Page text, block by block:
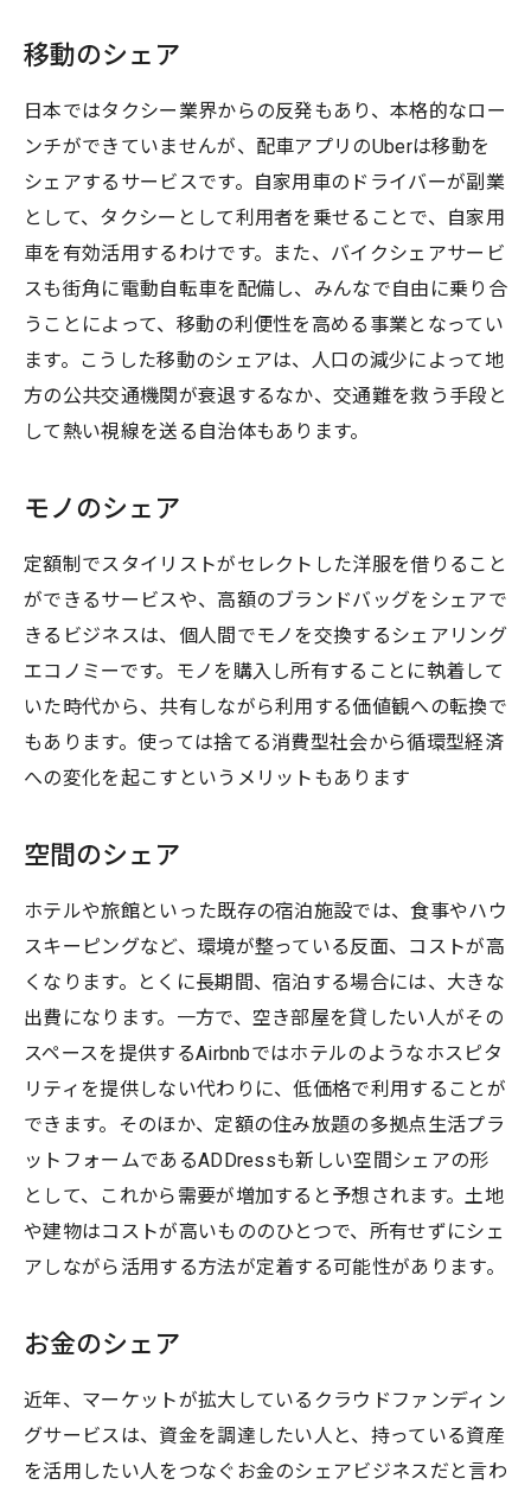
移動のシェア
日本ではタクシー業界からの反発もあり、本格的なロー
ンチができていませんが、配車アプリのUberは移動を
シェアするサービスです。自家用車のドライバーが副業
として、タクシーとして利用者を乗せることで、自家用
車を有効活用するわけです。また、バイクシェアサービ
スも街角に電動自転車を配備し、みんなで自由に乗り合
うことによって、移動の利便性を高める事業となってい
ます。こうした移動のシェアは、人口の減少によって地
方の公共交通機関が衰退するなか、交通難を救う手段と
して熱い視線を送る自治体もあります。
モノのシェア
定額制でスタイリストがセレクトした洋服を借りること
ができるサービスや、高額のブランドバッグをシェアで
きるビジネスは、個人間でモノを交換するシェアリング
エコノミーです。モノを購入し所有することに執着して
いた時代から、共有しながら利用する価値観への転換で
もあります。使っては捨てる消費型社会から循環型経済
への変化を起こすというメリットもあります
空間のシェア
ホテルや旅館といった既存の宿泊施設では、食事やハウ
スキーピングなど、環境が整っている反面、コストが高
くなります。とくに長期間、宿泊する場合には、大きな
出費になります。一方で、空き部屋を貸したい人がその
スペースを提供するAirbnbではホテルのようなホスピタ
リティを提供しない代わりに、低価格で利用することが
できます。そのほか、定額の住み放題の多拠点生活プラ
ットフォームであるADDressも新しい空間シェアの形
として、これから需要が増加すると予想されます。土地
や建物はコストが高いもののひとつで、所有せずにシェ
アしながら活用する方法が定着する可能性があります。
お金のシェア
近年、マーケットが拡大しているクラウドファンディン
グサービスは、資金を調達したい人と、持っている資産
を活用したい人をつなぐお金のシェアビジネスだと言わ